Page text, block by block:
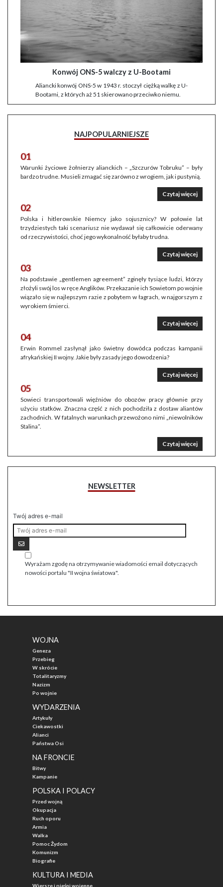
Konwój ONS-5 walczy z U-Bootami
Aliancki konwój ONS-5 w 1943 r. stoczył ciężką walkę z U-
Bootami, z których aż 51 skierowano przeciwko niemu.
NAJPOPULARNIEJSZE
01
Warunki życiowe żołnierzy alianckich – „Szczurów Tobruku” – były
bardzo trudne. Musieli zmagać się zarówno z wrogiem, jak i pustynią.
Czytaj więcej
02
Polska i hitlerowskie Niemcy jako sojusznicy? W połowie lat
trzydziestych taki scenariusz nie wydawał się całkowicie oderwany
od rzeczywistości, choć jego wykonalność byłaby trudna.
Czytaj więcej
03
Na podstawie „gentlemen agreement” zginęły tysiące ludzi, którzy
złożyli swój los w ręce Anglików. Przekazanie ich Sowietom po wojnie
wiązało się w najlepszym razie z pobytem w łagrach, w najgorszym z
wyrokiem śmierci.
Czytaj więcej
04
Erwin Rommel zasłynął jako świetny dowódca podczas kampanii
afrykańskiej II wojny. Jakie były zasady jego dowodzenia?
Czytaj więcej
05
Sowieci transportowali więźniów do obozów pracy głównie przy
użyciu statków. Znaczna część z nich pochodziła z dostaw aliantów
zachodnich. W fatalnych warunkach przewożono nimi „niewolników
Stalina”.
Czytaj więcej
NEWSLETTER
Twój adres e-mail
Wyrażam zgodę na otrzymywanie wiadomości email dotyczących
nowości portalu "II wojna światowa".
WOJNA
Geneza
Przebieg
W skrócie
Totalitaryzmy
Nazizm
Po wojnie
WYDARZENIA
Artykuły
Ciekawostki
Alianci
Państwa Osi
NA FRONCIE
Bitwy
Kampanie
POLSKA I POLACY
Przed wojną
Okupacja
Ruch oporu
Armia
Walka
Pomoc Żydom
Komunizm
Biografie
KULTURA I MEDIA
Wiersze i pieśni wojenne